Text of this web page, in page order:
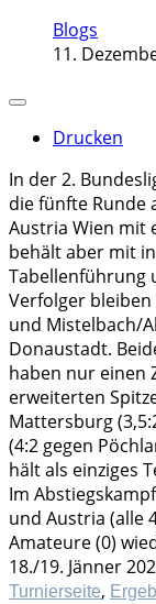
Blogs
11.
Drucken
In der 2.
die fünfte Runde
Austria Wien mit
behält aber mit
Tabellenführung
Verfolger bleiben
und Mistelbach/
Donaustadt.
haben nur einen
erweiterten
Mattersburg
(4:2 gegen
hält als einziges
Im
und Austria (alle
Amateure (0)
18./19. Jänner
Turnierseite,